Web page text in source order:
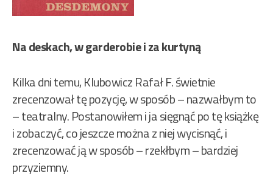
Na deskach, w garderobie i za kurtyną
Kilka dni temu, Klubowicz Rafał F. świetnie
zrecenzował tę pozycję, w sposób – nazwałbym to
– teatralny. Postanowiłem i ja sięgnąć po tę książkę
i zobaczyć, co jeszcze można z niej wycisnąć, i
zrecenzować ją w sposób – rzekłbym – bardziej
przyziemny.